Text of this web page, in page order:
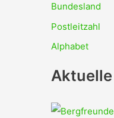
Bundesland
Postleitzahl
Alphabet